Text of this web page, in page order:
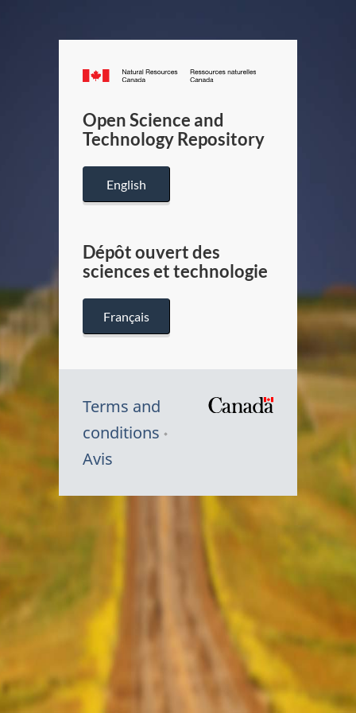
Canada.ca
/
Canada
Open Science and
Technology Repository
English
Dépôt ouvert des
sciences et technologie
Français
Terms and
conditions
Avis
Symbole
Canada